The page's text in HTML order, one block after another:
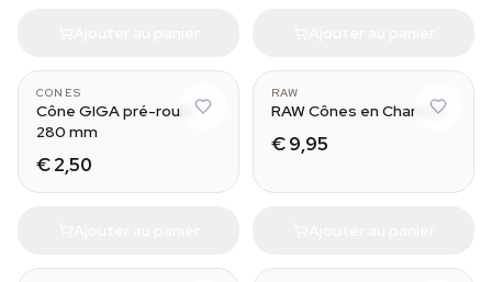
CONES
Cône GIGA pré-roulé
280 mm
€ 2,50
RAW
RAW Cônes en Chanvre
€ 9,95